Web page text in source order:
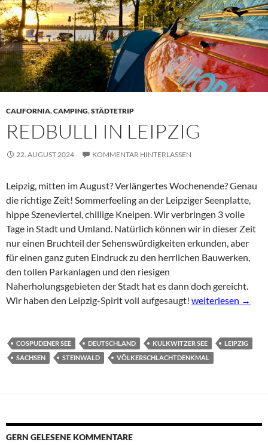
CALIFORNIA,CAMPING,STÄDTETRIP
REDBULLI IN LEIPZIG
22. AUGUST 2024 KOMMENTAR HINTERLASSEN
Leipzig, mitten im August? Verlängertes Wochenende? Genau
die richtige Zeit! Sommerfeeling an der Leipziger Seenplatte,
hippe Szeneviertel, chillige Kneipen. Wir verbringen 3 volle
Tage in Stadt und Umland. Natürlich können wir in dieser Zeit
nur einen Bruchteil der Sehenswürdigkeiten erkunden, aber
für einen ganz guten Eindruck zu den herrlichen Bauwerken,
den tollen Parkanlagen und den riesigen
Naherholungsgebieten der Stadt hat es dann doch gereicht.
Wir haben den Leipzig-Spirit voll aufgesaugt! RedBulli in Leipzig
weiterlesen →
COSPUDENER SEE DEUTSCHLAND KULKWITZER SEE
LEIPZIG
SACHSEN
STEINWALD VÖLKERSCHLACHTDENKMAL
GERN GELESENE KOMMENTARE